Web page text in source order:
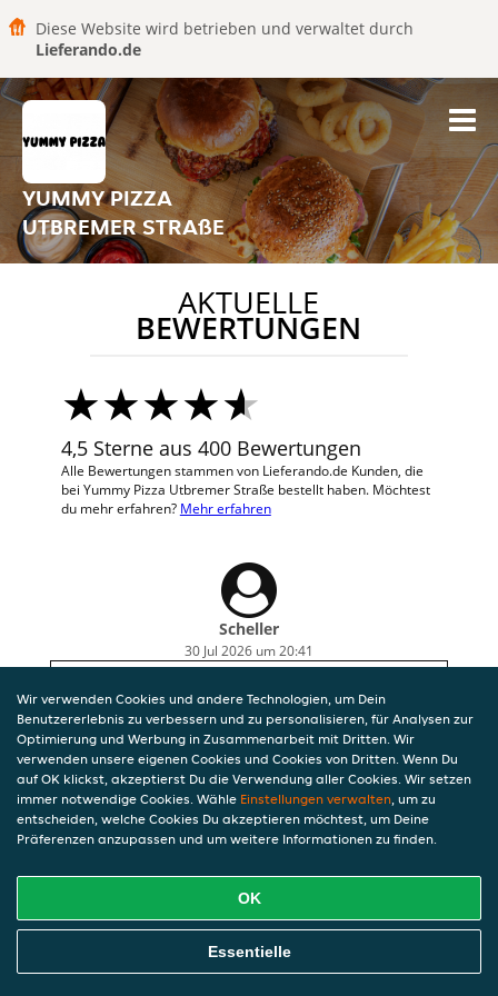
Diese Website wird betrieben und verwaltet durch
Lieferando.de
YUMMY PIZZA
UTBREMER STRAßE
AKTUELLE
BEWERTUNGEN
4,5 Sterne aus 400 Bewertungen
Alle Bewertungen stammen von Lieferando.de Kunden, die
bei Yummy Pizza Utbremer Straße bestellt haben. Möchtest
du mehr erfahren? Mehr erfahren
Scheller
30 Jul 2026 um 20:41
sehr lecker!
Wir verwenden Cookies und andere Technologien, um Dein
Benutzererlebnis zu verbessern und zu personalisieren, für Analysen zur
Optimierung und Werbung in Zusammenarbeit mit Dritten. Wir
verwenden unsere eigenen Cookies und Cookies von Dritten. Wenn Du
auf OK klickst, akzeptierst Du die Verwendung aller Cookies. Wir setzen
immer notwendige Cookies. Wähle Einstellungen verwalten, um zu
entscheiden, welche Cookies Du akzeptieren möchtest, um Deine
Präferenzen anzupassen und um weitere Informationen zu finden.
OK
Essentielle